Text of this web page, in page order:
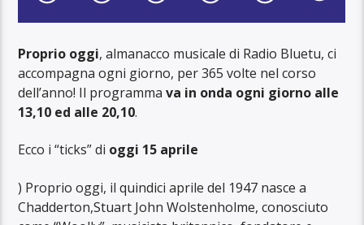
Proprio oggi, almanacco musicale di Radio Bluetu, ci
accompagna ogni giorno, per 365 volte nel corso
dell’anno! Il programma va in onda ogni giorno alle
13,10 ed alle 20,10.
Ecco i “ticks” di oggi 15 aprile
) Proprio oggi, il quindici aprile del 1947 nasce a
Chadderton,Stuart John Wolstenholme, conosciuto